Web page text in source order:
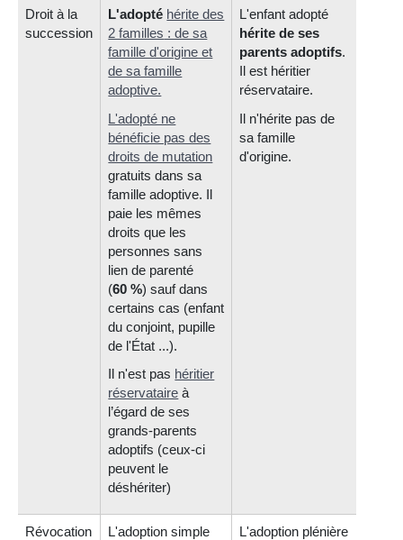
Droit à la
succession
L'adopté hérite des
2 familles : de sa
famille d'origine et
de sa famille
adoptive.
L'adopté ne
bénéficie pas des
droits de mutation
gratuits dans sa
famille adoptive. Il
paie les mêmes
droits que les
personnes sans
lien de parenté
(60 %) sauf dans
certains cas (enfant
du conjoint, pupille
de l'État ...).
Il n'est pas héritier
réservataire à
l’égard de ses
grands-parents
adoptifs (ceux-ci
peuvent le
déshériter)
L'enfant adopté
hérite de ses
parents adoptifs.
Il est héritier
réservataire.
Il n'hérite pas de
sa famille
d'origine.
Révocation
L'adoption simple
L'adoption plénière